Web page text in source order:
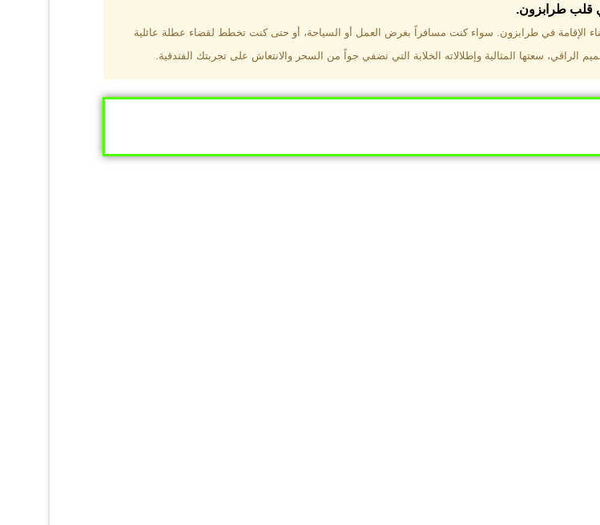
دبل تري هيلتون طرابزون؟
مسبحًا داخليًا، سبا، صالة ألعاب رياضية، ومطاعم عالمية.
في قلب طرابزون.​
الإقامة في طرابزون. سواء كنت مسافراً بغرض العمل أو السياحة، أو حتى كنت تخطط لقضاء عطلة عائلية
سعتها المثالية وإطلالاته الخلابة التي تضفي جواً من السحر والانتعاش على تجربتك الفندقية.